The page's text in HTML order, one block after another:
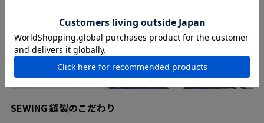
SEWING 縫製のこだわり